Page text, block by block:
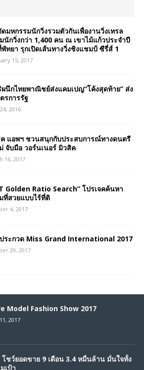
มหกรรมนักวิ่งรวมตัวกันเพื่องานวิ่งเทรล
นักวิ่งกว่า 1,400 คน ณ เขาไม้แก้วประจำปี
พัทยา รุกเปิดเส้นทางวิ่งชิงแชมป์ ซีรี่ส์ 1
15, 2017
นึกไทยพาณิชย์ส่งแคมเปญ”โค้งสุดท้าย” ส่ง
รการรัฐ
2016
แอพฯ ชวนสนุกกับประสบการณ์ทางดนตรี
จับมือ วอร์นเนอร์ มิวสิค
16, 2017
Golden Ratio Search” โปรเจคค้นหา
ที่สวยแบบไร้ที่ติ
4, 2017
ระกวด Miss Grand International 2017
29, 2017
Model Fashion Show 2017
2017
โชว์ยอดขาย 9 เดือน 3.4 หมื่นล้าน มั่นใจทั้ง
เป้า